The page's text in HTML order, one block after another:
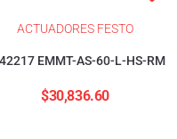
ACTUADORES FESTO
EMMT-AS-60-L-HS-RM
$30,836.60